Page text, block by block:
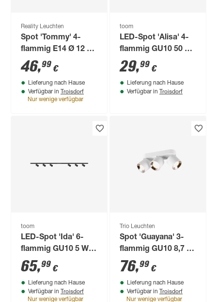
Reality Leuchten
Spot 'Tommy' 4-
flammig E14 Ø 12 x
70 x 19 x 17,6 cm
46,99 €
Lieferung nach Hause
Verfügbar in Troisdorf
Nur wenige verfügbar
toom
LED-Spot 'Alisa' 4-
flammig GU10 50 W
60,5 x 11,5 cm
29,99 €
Lieferung nach Hause
Verfügbar in Troisdorf
toom
LED-Spot 'Ida' 6-
flammig GU10 5 W
200 x 14,5 cm
65,99 €
Lieferung nach Hause
Verfügbar in Troisdorf
Nur wenige verfügbar
Trio Leuchten
Spot 'Guayana' 3-
flammig GU10 8,7 x
12 x 27,3 cm
76,99 €
Lieferung nach Hause
Verfügbar in Troisdorf
Nur wenige verfügbar